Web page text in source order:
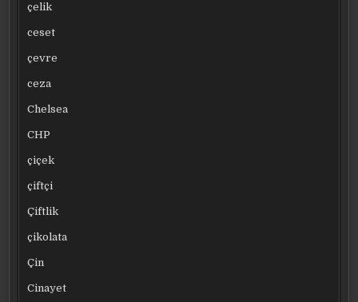
çelik
ceset
çevre
ceza
Chelsea
CHP
çiçek
çiftçi
Çiftlik
çikolata
Çin
Cinayet